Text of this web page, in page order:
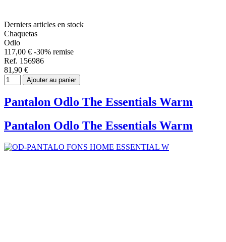
Derniers articles en stock
Chaquetas
Odlo
117,00 € -30% remise
Ref. 156986
81,90 €
Ajouter au panier
Pantalon Odlo The Essentials Warm
Pantalon Odlo The Essentials Warm